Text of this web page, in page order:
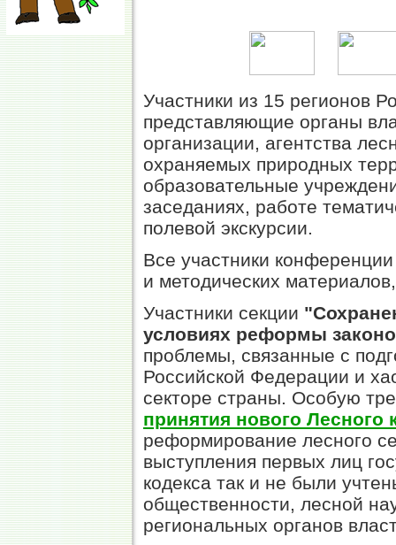
Участники из 15 регионов
представляющие органы
организации, агентства
охраняемых природных
образовательные
заседаниях, работе
полевой экскурсии.
Все участники
и методических
Участники секции
условиях реформы
проблемы, связанные с
Российской Федерации и
секторе страны. Особую
принятия нового Лесного
реформирование лесного
выступления первых лиц
кодекса так и не были
общественности, лесной
региональных органов